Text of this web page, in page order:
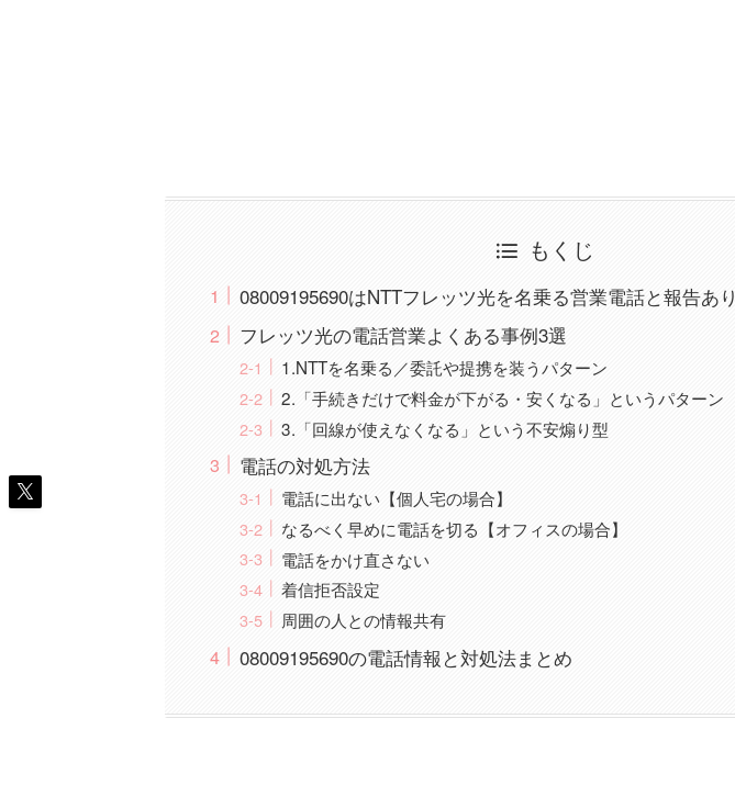
もくじ
08009195690はNTTフレッツ光を名乗る営業電話と報告あり
フレッツ光の電話営業よくある事例3選
1.NTTを名乗る／委託や提携を装うパターン
2.「手続きだけで料金が下がる・安くなる」というパターン
3.「回線が使えなくなる」という不安煽り型
電話の対処方法
電話に出ない【個人宅の場合】
なるべく早めに電話を切る【オフィスの場合】
電話をかけ直さない
着信拒否設定
周囲の人との情報共有
08009195690の電話情報と対処法まとめ